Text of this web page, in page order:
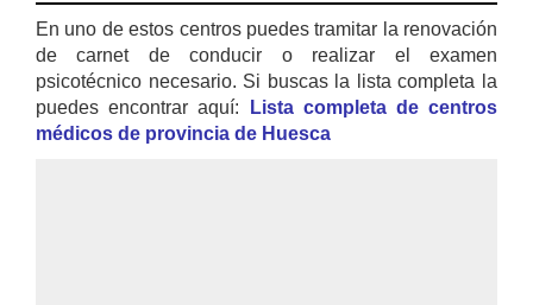
En uno de estos centros puedes tramitar la renovación
de carnet de conducir o realizar el examen
psicotécnico necesario. Si buscas la lista completa la
puedes encontrar aquí:
Lista completa de centros
médicos de provincia de Huesca